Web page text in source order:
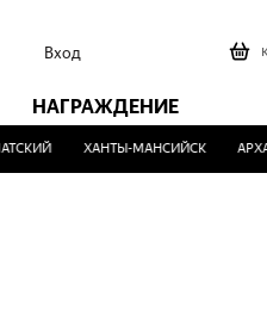
Вход
НАГРАЖДЕНИЕ
ХАНТЫ-МАНСИЙСК